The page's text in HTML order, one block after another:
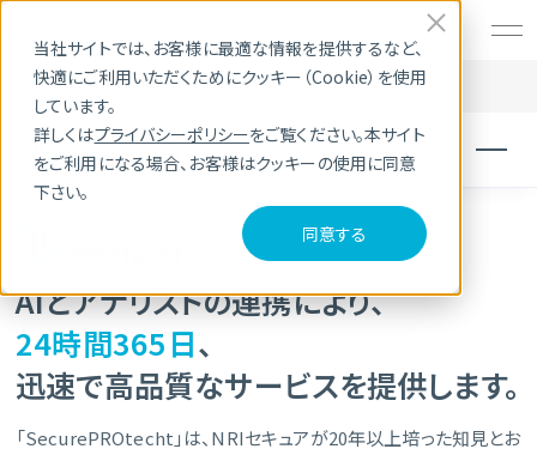
当社サイトでは、お客様に最適な情報を提供するなど、
快適にご利用いただくためにクッキー（Cookie）を使用
しています。
詳しくはプライバシーポリシーをご覧ください。本サイト
をご利用になる場合、お客様はクッキーの使用に同意
下さい。
同意する
HOME サービス・製品
SOC・マネージドセキュリティサービス
SecurePROtecht
NRIセキュア
マネージドセキュリティサービス・
Agentic SOC
AIとアナリストの連携により、
24時間365日、
迅速で高品質なサービスを提供します。
「SecurePROtecht」は、NRIセキュアが20年以上培った知見とお